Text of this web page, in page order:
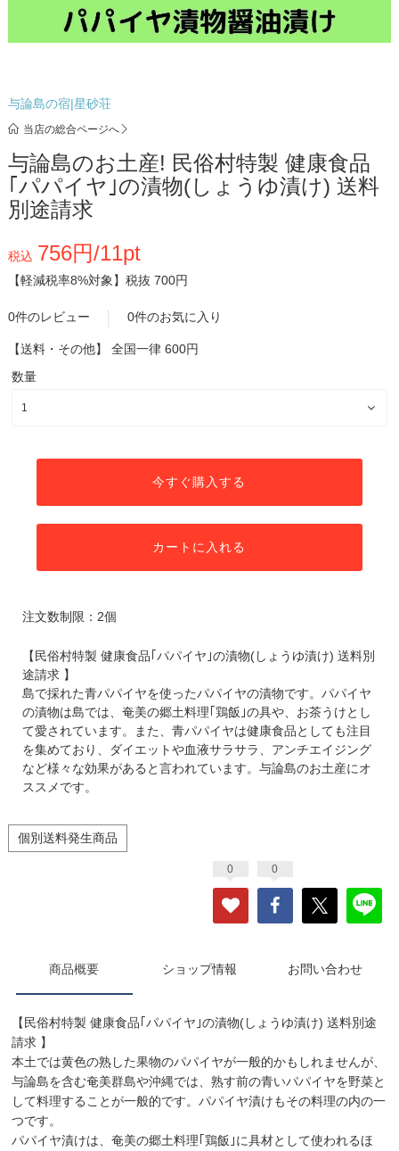
与論島の宿|星砂荘
当店の総合ページへ
与論島のお土産! 民俗村特製 健康食品
｢パパイヤ｣の漬物(しょうゆ漬け) 送料
別途請求
税込 756円/11pt
【軽減税率8%対象】 税抜 700円
0件のレビュー 0件のお気に入り
【送料・その他】 全国一律 600円
数量
今すぐ購入する
カートに入れる
注文数制限：2個
【民俗村特製 健康食品｢パパイヤ｣の漬物(しょうゆ漬け) 送料別
途請求 】
島で採れた青パパイヤを使ったパパイヤの漬物です。パパイヤ
の漬物は島では、奄美の郷土料理｢鶏飯｣の具や、お茶うけとし
て愛されています。また、青パパイヤは健康食品としても注目
を集めており、ダイエットや血液サラサラ、アンチエイジング
など様々な効果があると言われています。与論島のお土産にオ
ススメです。
個別送料発生商品
0 0
商品概要 ショップ情報 お問い合わせ
【民俗村特製 健康食品｢パパイヤ｣の漬物(しょうゆ漬け) 送料別途
請求 】
本土では黄色の熟した果物のパパイヤが一般的かもしれませんが、
与論島を含む奄美群島や沖縄では、熟す前の青いパパイヤを野菜と
して料理することが一般的です。パパイヤ漬けもその料理の内の一
つです。
パパイヤ漬けは、奄美の郷土料理｢鶏飯｣に具材として使われるほ